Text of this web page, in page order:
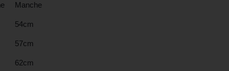
Manche
54cm
57cm
62cm